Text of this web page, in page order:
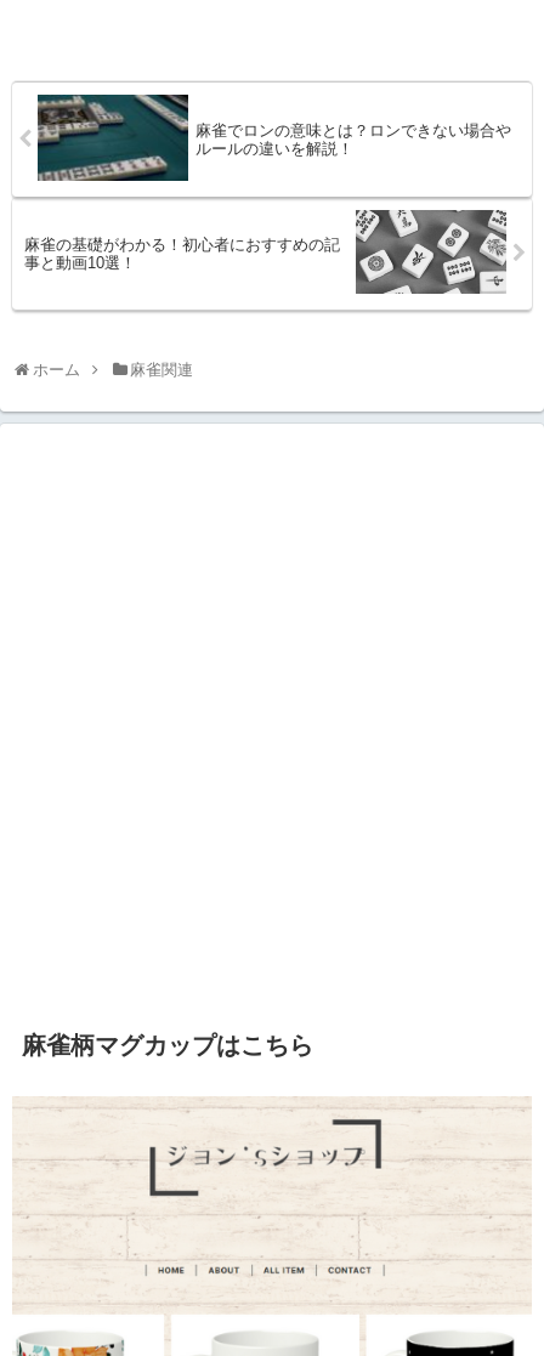
麻雀でロンの意味とは？ロンできない場合や
ルールの違いを解説！
麻雀の基礎がわかる！初心者におすすめの記
事と動画10選！
ホーム 麻雀関連
麻雀柄マグカップはこちら